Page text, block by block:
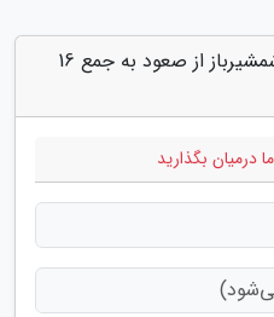
دیدگاه های مرتبط با "بانوان شمشیرباز از صعود به جمع 16
درمیان بگذارید